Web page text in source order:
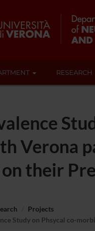
RESEARCH
Verona
their
Projects
Study on Phsycal co-